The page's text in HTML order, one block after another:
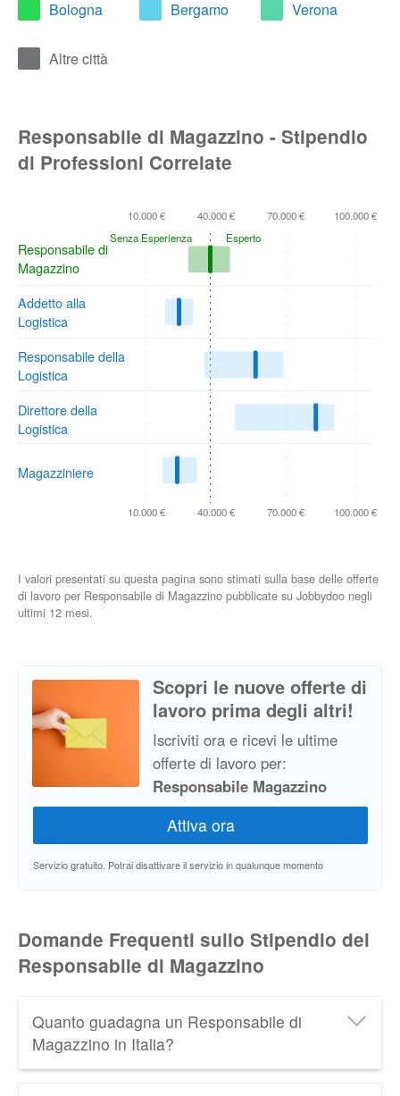
Bologna Bergamo Verona
Altre città
Responsabile di Magazzino - Stipendio
di Professioni Correlate
Responsabile di
Magazzino
Addetto alla
Logistica
Responsabile della
Logistica
Direttore della
Logistica
Magazziniere
10.000 € 40.000 € 70.000 € 100.000 €
10.000 € 40.000 € 70.000 € 100.000 €
Senza Esperienza Esperto
I valori presentati su questa pagina sono stimati sulla base delle offerte
di lavoro per Responsabile di Magazzino pubblicate su Jobbydoo negli
ultimi 12 mesi.
Scopri le nuove offerte di
lavoro prima degli altri!
Iscriviti ora e ricevi le ultime
offerte di lavoro per:
Responsabile Magazzino
Servizio gratuito. Potrai disattivare il servizio in qualunque momento
Domande Frequenti sullo Stipendio del
Responsabile di Magazzino
Quanto guadagna un Responsabile di
Magazzino in Italia?